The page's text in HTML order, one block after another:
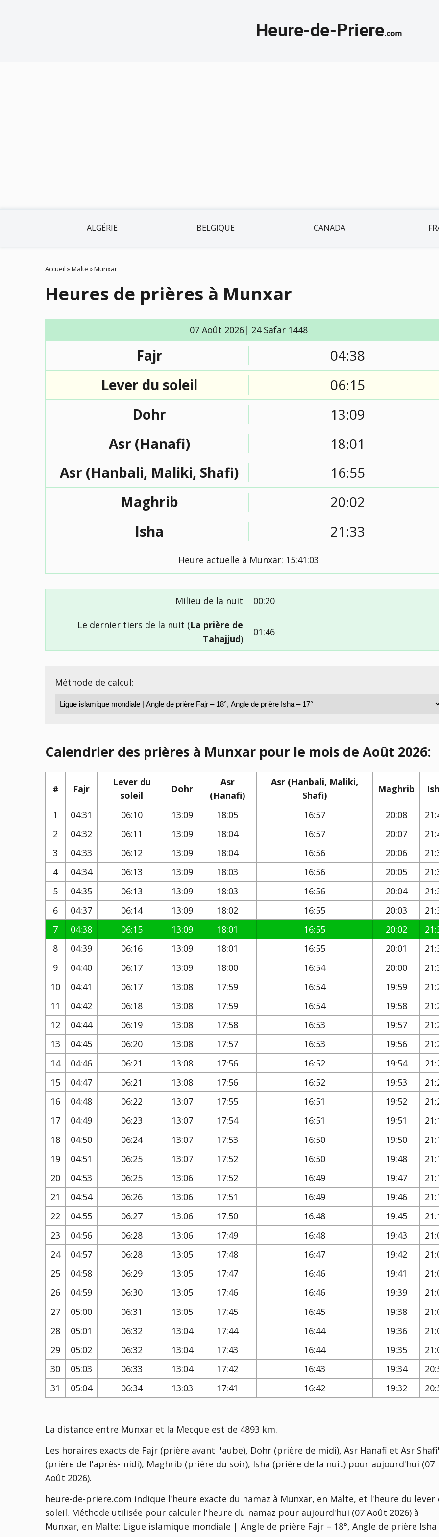
ALGÉRIE BELGIQUE CANADA
Accueil »Malte »Munxar
Heures de prières à Munxar
07 Août 2026| 24 Safar 1448
Fajr
04:38
Lever du soleil
06:15
Dohr
13:09
Asr (Hanafi)
18:01
Asr (Hanbali, Maliki, Shafi)
16:55
Maghrib
20:02
Isha
21:33
Heure actuelle à Munxar: 15:41:03
Milieu de la nuit 00:20
Le dernier tiers de la nuit (La prière de
Tahajjud)
01:46
Méthode de calcul:
Calendrier des prières à Munxar pour le mois de Août 2026:
# Fajr
Lever du
soleil
Dohr
Asr
(Hanafi)
Asr (Hanbali, Maliki,
Shafi)
Maghrib
1 04:31 06:10 13:09 18:05 16:57 20:08
2
04:32 06:11 13:09 18:04 16:57 20:07
3
04:33 06:12 13:09 18:04 16:56 20:06
4
04:34 06:13 13:09 18:03 16:56 20:05
5
04:35 06:13 13:09 18:03 16:56 20:04
6
04:37 06:14 13:09 18:02 16:55 20:03
7
04:38 06:15 13:09 18:01 16:55 20:02
8
04:39 06:16 13:09 18:01 16:55 20:01
9
04:40 06:17 13:09 18:00 16:54 20:00
10
04:41 06:17 13:08 17:59 16:54 19:59
11
04:42 06:18 13:08 17:59 16:54 19:58
12
04:44 06:19 13:08 17:58 16:53 19:57
13
04:45 06:20 13:08 17:57 16:53 19:56
14
04:46 06:21 13:08 17:56 16:52 19:54
15
04:47 06:21 13:08 17:56 16:52 19:53
16
04:48 06:22 13:07 17:55 16:51 19:52
17
04:49 06:23 13:07 17:54 16:51 19:51
18
04:50 06:24 13:07 17:53 16:50 19:50
19
04:51 06:25 13:07 17:52 16:50 19:48
20
04:53 06:25 13:06 17:52 16:49 19:47
21
04:54 06:26 13:06 17:51 16:49 19:46
22
04:55 06:27 13:06 17:50 16:48 19:45
23
04:56 06:28 13:06 17:49 16:48 19:43
24
04:57 06:28 13:05 17:48 16:47 19:42
25
04:58 06:29 13:05 17:47 16:46 19:41
26
04:59 06:30 13:05 17:46 16:46 19:39
27
05:00 06:31 13:05 17:45 16:45 19:38
28
05:01 06:32 13:04 17:44 16:44 19:36
29
05:02 06:32 13:04 17:43 16:44 19:35
30
05:03 06:33 13:04 17:42 16:43 19:34
31
05:04 06:34 13:03 17:41 16:42 19:32
La distance entre Munxar et la Mecque est de 4893 km.
Les horaires exacts de Fajr (prière avant l'aube), Dohr (prière de midi), Asr Hanafi et Asr
(prière de l'après-midi), Maghrib (prière du soir), Isha (prière de la nuit) pour aujourd'hui (07
Août 2026).
heure-de-priere.com indique l'heure exacte du namaz à Munxar, en Malte, et l'heure du lever
soleil. Méthode utilisée pour calculer l'heure du namaz pour aujourd'hui (07 Août 2026) à
Munxar, en Malte: Ligue islamique mondiale | Angle de prière Fajr – 18°, Angle de prière Isha